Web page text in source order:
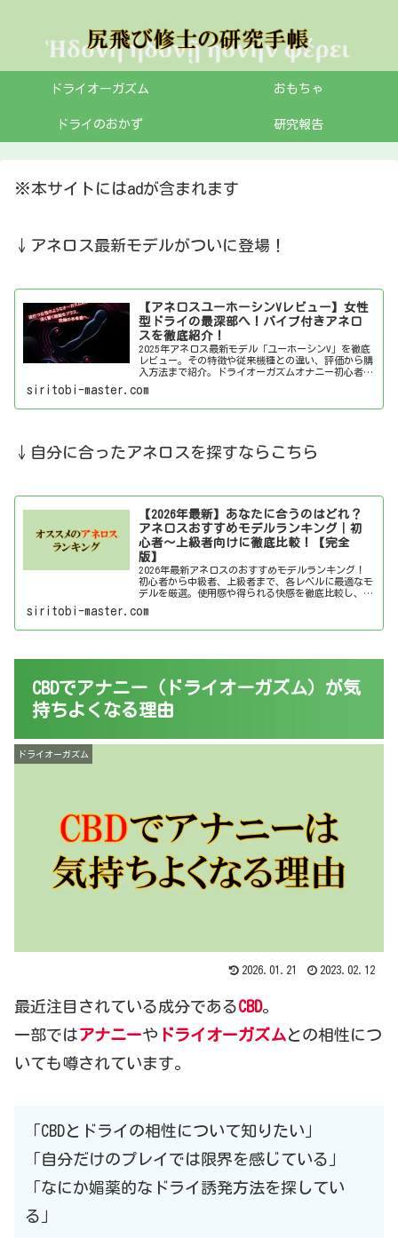
ドライオーガズム おもちゃ
ドライのおかず 研究報告
※本サイトにはadが含まれます
↓アネロス最新モデルがついに登場！
【アネロスユーホーシンVレビュー】女性
型ドライの最深部へ！バイブ付きアネロ
スを徹底紹介！
2025年アネロス最新モデル「ユーホーシンV」を徹底
レビュー。その特徴や従来機種との違い、評価から購
入方法まで紹介。ドライオーガズムオナニー初心者か
siritobi-master.com
↓自分に合ったアネロスを探すならこちら
【2026年最新】あなたに合うのはどれ？
アネロスおすすめモデルランキング｜初
心者～上級者向けに徹底比較！【完全
版】
2026年最新アネロスのおすすめモデルランキング！
初心者から中級者、上級者まで、各レベルに最適なモ
デルを厳選。使用感や得られる快感を徹底比較し、あ
siritobi-master.com
CBDでアナニー（ドライオーガズム）が気
持ちよくなる理由
ドライオーガズム
2026.01.21 2023.02.12
最近注目されている成分であるCBD。
一部ではアナニーや ドライオーガズムとの相性につ
いても噂されています。
「CBDとドライの相性について知りたい」
「自分だけのプレイでは限界を感じている」
「なにか媚薬的なドライ誘発方法を探してい
る」